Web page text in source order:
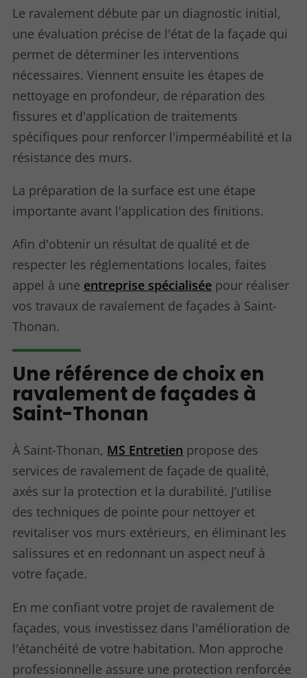
Le ravalement débute par un diagnostic initial,
une évaluation précise de l'état de la façade qui
permet de déterminer les interventions
nécessaires. Viennent ensuite les étapes de
nettoyage en profondeur, de réparation des
fissures et d'application de traitements
spécifiques pour renforcer l'imperméabilité et la
résistance des murs.
La préparation de la surface est une étape
importante avant l'application des finitions.
Afin d'obtenir un résultat de qualité et de
respecter les réglementations locales, faites
appel à une entreprise spécialisée pour réaliser
vos travaux de ravalement de façades à Saint-
Thonan.
Une référence de choix en
ravalement de façades à
Saint-Thonan
À Saint-Thonan, MS Entretien propose des
services de ravalement de façade de qualité,
axés sur la protection et la durabilité. J’utilise
des techniques de pointe pour nettoyer et
revitaliser vos murs extérieurs, en éliminant les
salissures et en redonnant un aspect neuf à
votre façade.
En me confiant votre projet de ravalement de
façades, vous investissez dans l'amélioration de
l'étanchéité de votre habitation. Mon approche
professionnelle assure une protection renforcée